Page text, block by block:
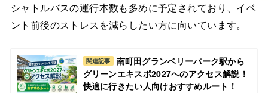
シャトルバスの運行本数も多めに予定されており、イベ
ント前後のストレスを減らしたい方に向いています。
関連記事
南町田グランベリーパーク駅から
グリーンエキスポ2027へのアクセス解説！
快適に行きたい人向けおすすめルート！